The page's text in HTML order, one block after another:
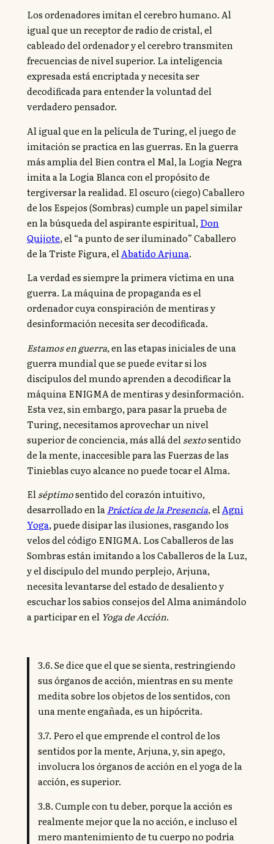
Los ordenadores imitan el cerebro humano. Al
igual que un receptor de radio de cristal, el
cableado del ordenador y el cerebro transmiten
frecuencias de nivel superior. La inteligencia
expresada está encriptada y necesita ser
decodificada para entender la voluntad del
verdadero pensador.
Al igual que en la película de Turing, el juego de
imitación se practica en las guerras. En la guerra
más amplia del Bien contra el Mal, la Logia Negra
imita a la Logia Blanca con el propósito de
tergiversar la realidad. El oscuro (ciego) Caballero
de los Espejos (Sombras) cumple un papel similar
en la búsqueda del aspirante espiritual, Don
Quijote, el “a punto de ser iluminado” Caballero
de la Triste Figura, el Abatido Arjuna.
La verdad es siempre la primera víctima en una
guerra. La máquina de propaganda es el
ordenador cuya conspiración de mentiras y
desinformación necesita ser decodificada.
Estamos en guerra, en las etapas iniciales de una
guerra mundial que se puede evitar si los
discípulos del mundo aprenden a decodificar la
máquina ENIGMA de mentiras y desinformación.
Esta vez, sin embargo, para pasar la prueba de
Turing, necesitamos aprovechar un nivel
superior de conciencia, más allá del sextosentido
de la mente, inaccesible para las Fuerzas de las
Tinieblas cuyo alcance no puede tocar el Alma.
Elséptimosentido del corazón intuitivo,
desarrollado en laPráctica de la Presencia, elAgni
Yoga, puede disipar las ilusiones, rasgando los
velos del código ENIGMA. Los Caballeros de las
Sombras están imitando a los Caballeros de la Luz,
y el discípulo del mundo perplejo, Arjuna,
necesita levantarse del estado de desaliento y
escuchar los sabios consejos del Alma animándolo
a participar en el Yoga de Acción.
3.6. Se dice que el que se sienta, restringiendo
sus órganos de acción, mientras en su mente
medita sobre los objetos de los sentidos, con
una mente engañada, es un hipócrita.
3.7. Pero el que emprende el control de los
sentidos por la mente, Arjuna, y, sin apego,
involucra los órganos de acción en el yoga de la
acción, es superior.
3.8. Cumple con tu deber, porque la acción es
realmente mejor que la no acción, e incluso el
mero mantenimiento de tu cuerpo no podría